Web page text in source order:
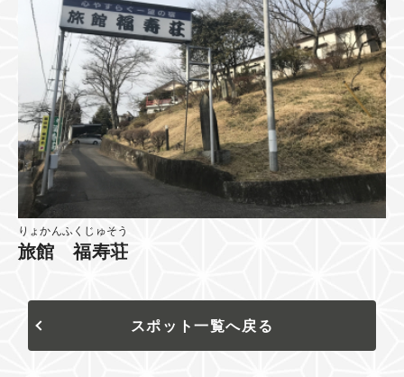
りょかんふくじゅそう
旅館 福寿荘
スポット一覧へ戻る